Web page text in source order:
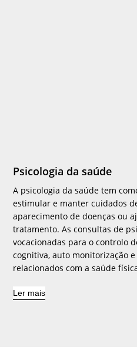
Psicologia da saúde
A psicologia da saúde tem
estimular e manter cuidados
aparecimento de doenças ou
tratamento. As consultas de
vocacionadas para o controlo
cognitiva, auto monitorização
relacionados com a saúde
Ler mais